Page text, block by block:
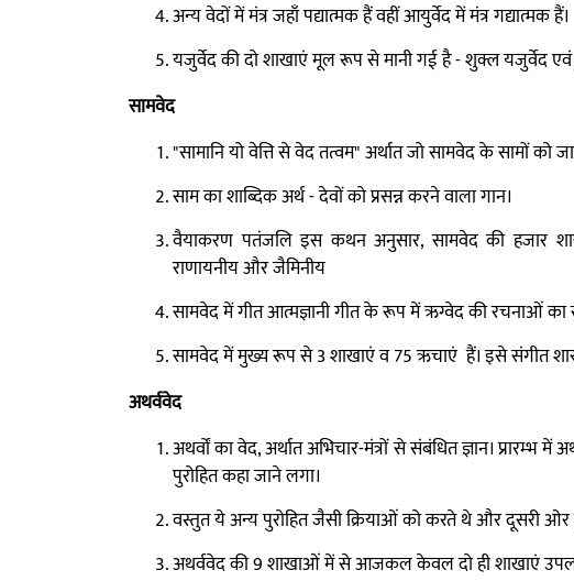
अन्य वेदों में मंत्र जहाँ पद्यात्मक हैं वहीं आयुर्वेद में मंत्र गद्यात्मक हैं।
यजुर्वेद की दो शाखाएं मूल रूप से मानी गई है - शुक्ल यजुर्वेद
सामवेद
"सामानि यो वेत्ति से वेद तत्वम" अर्थात जो सामवेद के सामों को
साम का शाब्दिक अर्थ - देवों को प्रसन्न करने वाला गान।
वैयाकरण पतंजलि इस कथन अनुसार, सामवेद की हजार
राणायनीय और जैमिनीय
सामवेद में गीत आत्मज्ञानी गीत के रूप में ऋग्वेद की रचनाओं का
सामवेद में मुख्य रूप से 3 शाखाएं व 75 ऋचाएं हैं। इसे संगीत
अथर्ववेद
अथर्वों का वेद, अर्थात अभिचार-मंत्रों से संबंधित ज्ञान। प्रारम्भ
पुरोहित कहा जाने लगा।
वस्तुत ये अन्य पुरोहित जैसी क्रियाओं को करते थे और दूसरी
अथर्ववेद की 9 शाखाओं में से आजकल केवल दो ही शाखाएं